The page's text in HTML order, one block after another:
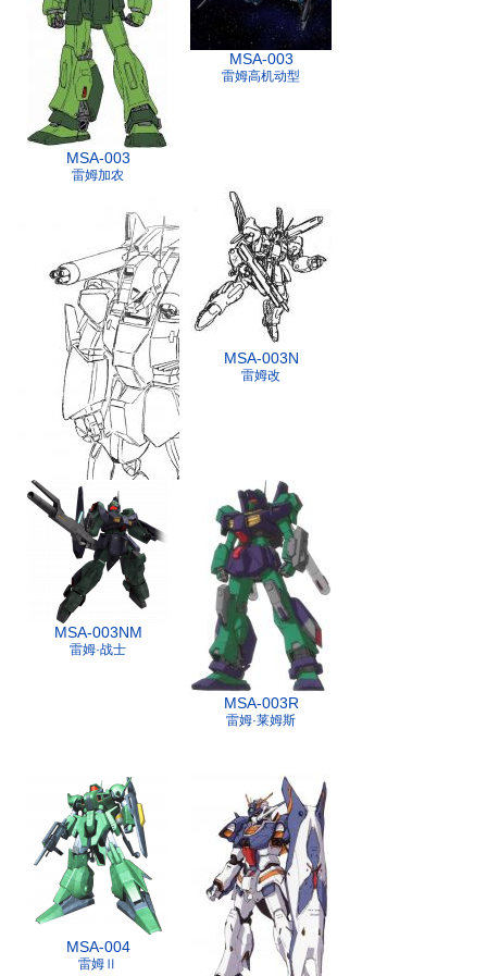
MSA-003
雷姆加农
MSA-003
雷姆高机动型
MSA-003N
雷姆改
MSA-003NM
雷姆·战士
MSA-003R
雷姆·莱姆斯
MSA-004
雷姆Ⅱ